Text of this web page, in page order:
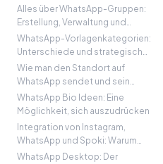
WhatsApp, Facebook und
Telegram
Alles über WhatsApp-Gruppen:
Erstellung, Verwaltung und
strategische Nutzung für
Unternehmen
WhatsApp-Vorlagenkategorien:
Unterschiede und strategische
Nutzung
Wie man den Standort auf
WhatsApp sendet und sein
strategisches Potenzial für
Unternehmen
WhatsApp Bio Ideen: Eine
Möglichkeit, sich auszudrücken
Integration von Instagram,
WhatsApp und Spoki: Warum
und wie?
WhatsApp Desktop: Der